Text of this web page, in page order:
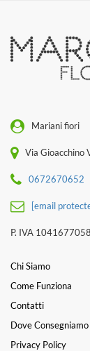
Mariani fiori
Via Gioacchino
0672670652
[email
P. IVA
Chi Siamo
Come Funziona
Contatti
Dove Consegniamo
Privacy Policy